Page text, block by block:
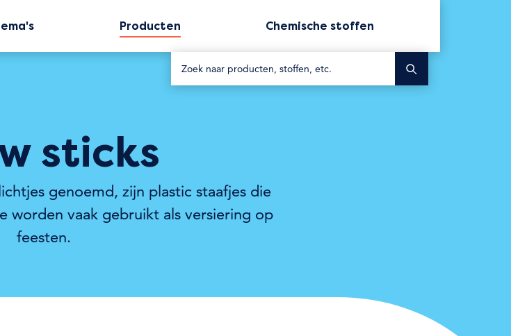
Producten Chemische stoffen
Zoek
sticks
genoemd, zijn plastic staafjes die
worden vaak gebruikt als versiering op
feesten.